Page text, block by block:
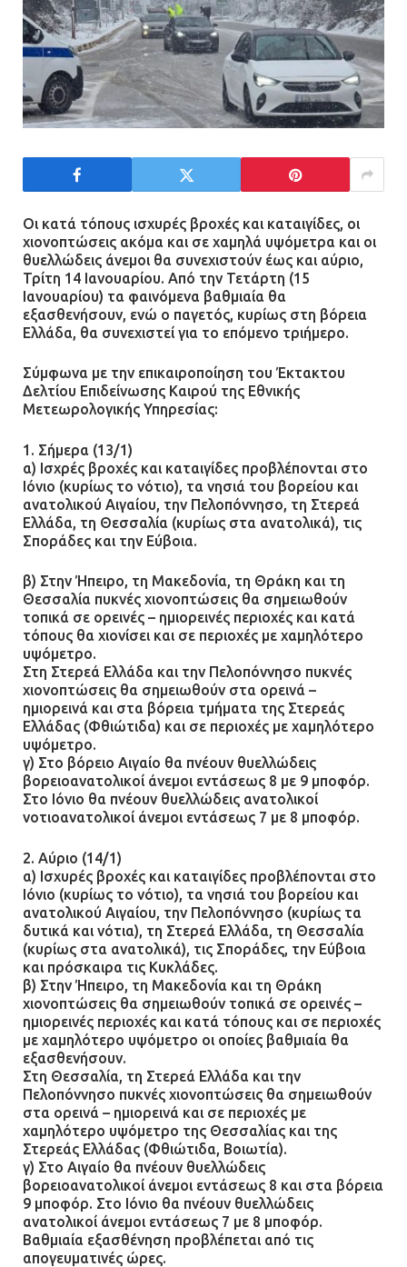
Τηλεφωνικές απάτες με λεία
130.000 ευρώ στην Αττική
13.07.2026 | 20:44
Ασπρόπυργος: Πέθανε ένας από
μεγάλης έκρηξης στο εργοστάσιο
12.07.2026 | 15:07
Άργος: Στη φυλακή οι δύο
αστυνομικοί για τους
πυροβολισμούς κατά του 20χρονου
11.07.2026 | 22:59
πρωινή διακοπή ρεύματος στη
Μάνδρα
09.07.2026 | 11:12
Φωτιά σε επιχείρηση στον
Ασπρόπυργο – Ήχησε το 112
09.07.2026 | 09:19
Δίωξη για απόπειρα
ανθρωποκτονίας στους δύο
αστυνομικούς
Ομαδικός βιασμός 19χρονης στο
Α.Τ. Ομονοίας: Ο Εισαγγελέας
08.07.2026 | 16:24
Ο δήμαρχος Μάνδρας δώρισε όλους
τους μισθούς του 2025 στο Θριάσιο
για μηχάνημα καρδιολογικών
επεμβάσεων
08.07.2026 | 15:02
ΔΗΜΟΣ ΜΑΝΔΡΑΣ ΕΙΔΥΛΛΙΑΣ: Δύο
νέα πολυδύναμα οχήματα 4×4
ενισχύουν την Πολιτική Προστασία
08.07.2026 | 09:40
Ομάδα ατόμων επιτέθηκε με
ρόπαλα και μαχαίρια σε δύο
ανήλικους
08.07.2026 | 09:38
Οι κατά τόπους ισχυρές βροχές και καταιγίδες, οι
χιονοπτώσεις ακόμα και σε χαμηλά υψόμετρα και οι
θυελλώδεις άνεμοι θα συνεχιστούν έως και αύριο,
Τρίτη 14 Ιανουαρίου. Από την Τετάρτη (15
Ιανουαρίου) τα φαινόμενα βαθμιαία θα
εξασθενήσουν, ενώ ο παγετός, κυρίως στη βόρεια
Ελλάδα, θα συνεχιστεί για το επόμενο τριήμερο.
Σύμφωνα με την επικαιροποίηση του Έκτακτου
Δελτίου Επιδείνωσης Καιρού της Εθνικής
Μετεωρολογικής Υπηρεσίας:
1. Σήμερα (13/1)
α) Ισχρές βροχές και καταιγίδες προβλέπονται στο
Ιόνιο (κυρίως το νότιο), τα νησιά του βορείου και
ανατολικού Αιγαίου, την Πελοπόννησο, τη Στερεά
Ελλάδα, τη Θεσσαλία (κυρίως στα ανατολικά), τις
Σποράδες και την Εύβοια.
β) Στην Ήπειρο, τη Μακεδονία, τη Θράκη και τη
Θεσσαλία πυκνές χιονοπτώσεις θα σημειωθούν
τοπικά σε ορεινές – ημιορεινές περιοχές και κατά
τόπους θα χιονίσει και σε περιοχές με χαμηλότερο
υψόμετρο.
Στη Στερεά Ελλάδα και την Πελοπόννησο πυκνές
χιονοπτώσεις θα σημειωθούν στα ορεινά –
ημιορεινά και στα βόρεια τμήματα της Στερεάς
Ελλάδας (Φθιώτιδα) και σε περιοχές με χαμηλότερο
υψόμετρο.
γ) Στο βόρειο Αιγαίο θα πνέουν θυελλώδεις
βορειοανατολικοί άνεμοι εντάσεως 8 με 9 μποφόρ.
Στο Ιόνιο θα πνέουν θυελλώδεις ανατολικοί
νοτιοανατολικοί άνεμοι εντάσεως 7 με 8 μποφόρ.
2. Αύριο (14/1)
α) Ισχυρές βροχές και καταιγίδες προβλέπονται στο
Ιόνιο (κυρίως το νότιο), τα νησιά του βορείου και
ανατολικού Αιγαίου, την Πελοπόννησο (κυρίως τα
δυτικά και νότια), τη Στερεά Ελλάδα, τη Θεσσαλία
(κυρίως στα ανατολικά), τις Σποράδες, την Εύβοια
και πρόσκαιρα τις Κυκλάδες.
β) Στην Ήπειρο, τη Μακεδονία και τη Θράκη
χιονοπτώσεις θα σημειωθούν τοπικά σε ορεινές –
ημιορεινές περιοχές και κατά τόπους και σε περιοχές
με χαμηλότερο υψόμετρο οι οποίες βαθμιαία θα
εξασθενήσουν.
Στη Θεσσαλία, τη Στερεά Ελλάδα και την
Πελοπόννησο πυκνές χιονοπτώσεις θα σημειωθούν
στα ορεινά – ημιορεινά και σε περιοχές με
χαμηλότερο υψόμετρο της Θεσσαλίας και της
Στερεάς Ελλάδας (Φθιώτιδα, Βοιωτία).
γ) Στο Αιγαίο θα πνέουν θυελλώδεις
βορειοανατολικοί άνεμοι εντάσεως 8 και στα βόρεια
9 μποφόρ. Στο Ιόνιο θα πνέουν θυελλώδεις
ανατολικοί άνεμοι εντάσεως 7 με 8 μποφόρ.
Βαθμιαία εξασθένηση προβλέπεται από τις
απογευματινές ώρες.